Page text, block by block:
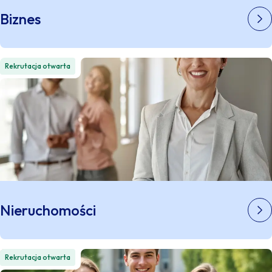
Biznes
Rekrutacja otwarta
Nieruchomości
Rekrutacja otwarta